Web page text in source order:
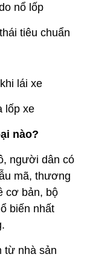
nổ lốp
tiêu chuẩn
lái xe
lốp xe
nào?
người dân có
mã, thương
cơ bản, bộ
biến nhất
từ nhà sản